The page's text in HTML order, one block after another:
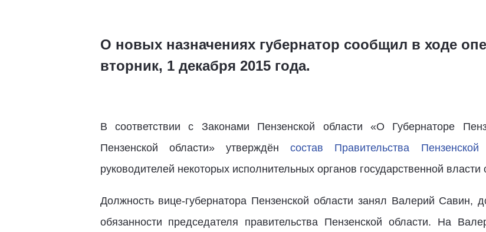
О новых назначениях губернатор сообщил в ходе
вторник, 1 декабря 2015 года.
В соответствии с Законами Пензенской области «О Губернаторе
Пензенской области» утверждёнсостав Правительства Пензенской
руководителей некоторых исполнительных органов государственной власти
Должность вице-губернатора Пензенской области занял Валерий Савин,
обязанности председателя правительства Пензенской области. На